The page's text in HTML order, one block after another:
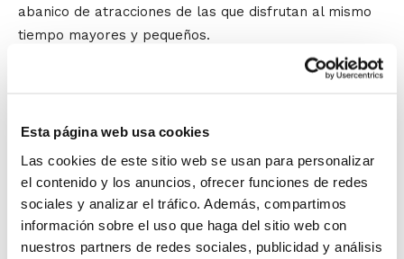
Esta página web usa cookies
Las cookies de este sitio web se usan para personalizar
el contenido y los anuncios, ofrecer funciones de redes
sociales y analizar el tráfico. Además, compartimos
información sobre el uso que haga del sitio web con
nuestros partners de redes sociales, publicidad y análisis
abanico de atracciones de las que disfrutan al mismo
tiempo mayores y pequeños.
El único requisito para participar en el
Facebook, Twitter o Tuenti, las tres redes
sociales por excelencia entre los
aficionados al baloncesto. Si todavía no
eres seguidor, tienes hasta mañana a las 12
´00 h. para hacerte fan y poder optar al